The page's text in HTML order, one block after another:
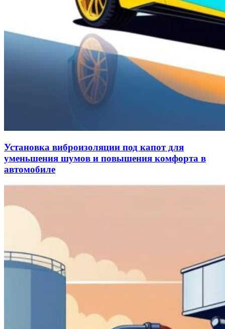
Установка виброизоляции под капот для
уменьшения шумов и повышения комфорта в
автомобиле